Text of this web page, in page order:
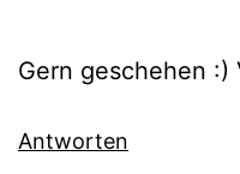
Gern geschehen :)
Antworten